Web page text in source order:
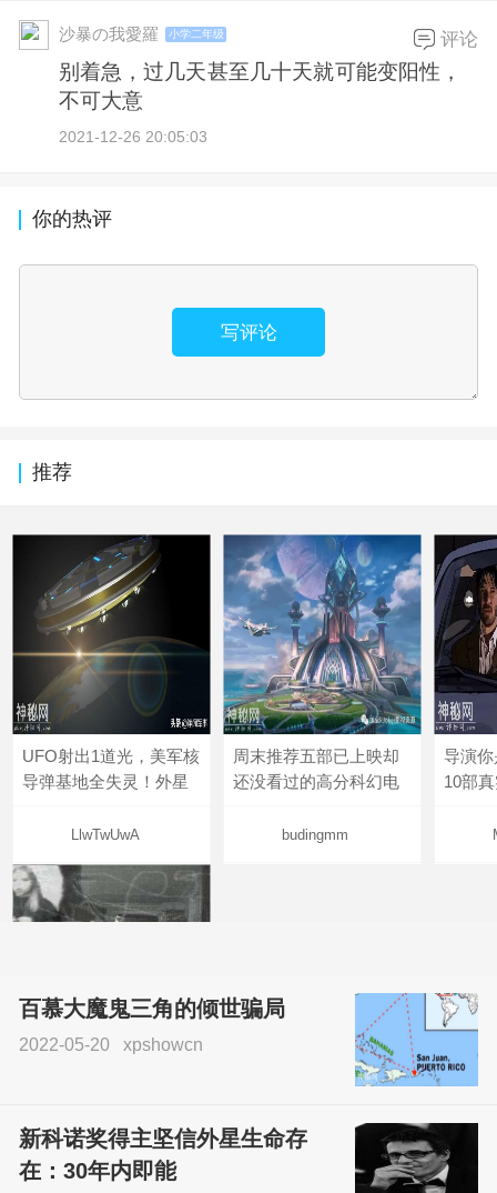
沙暴の我愛羅 小学二年级
别着急，过几天甚至几十天就可能变阳性，
不可大意
2021-12-26 20:05:03
评论
你的热评
写评论
推荐
UFO射出1道光，美军核
导弹基地全失灵！外星
LlwTwUwA
周末推荐五部已上映却
还没看过的高分科幻电
budingmm
导演
10部
sskfn
百慕大魔鬼三角的倾世骗局
2022-05-20 xpshowcn
新科诺奖得主坚信外星生命存
在：30年内即能